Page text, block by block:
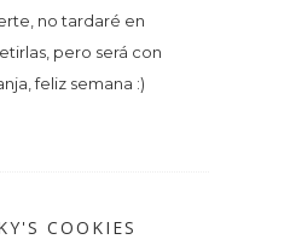
no tardaré en
pero será con
feliz semana :)
COOKIES